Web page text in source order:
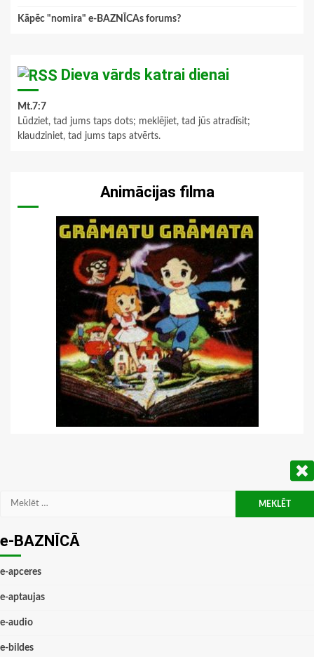
Kāpēc "nomira" e-BAZNĪCAs forums?
Dieva vārds katrai dienai
Mt.7:7
Lūdziet, tad jums taps dots; meklējiet, tad jūs atradīsit;
klaudziniet, tad jums taps atvērts.
Animācijas filma
Meklēt:
e-BAZNĪCĀ
e-apceres
e-aptaujas
e-audio
e-bildes